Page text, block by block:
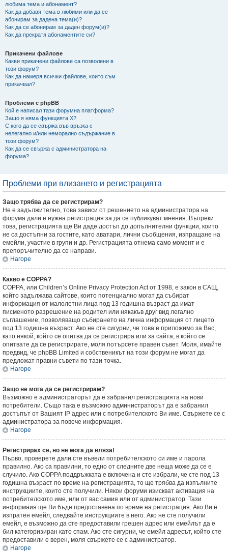
любима тема и абонамент?
Как да добавя тема в любими или да се
абонирам за дадена тема(и)?
Как да се абонирам за даден форум(и)?
Как да прекратя абонаментите си?
Прикачени файлове
Какви прикачени файлове са позволени в
този форум?
Как да намеря всички файлове, които съм
прикачвал?
Проблеми с phpBB
Кой е написал тази форумна платформа?
Защо я няма функцията X?
С кого да се свържа във връзка с
нелегално и/или неморално съдържание в
този форум?
Как да се свържа с администратора на
форума?
Проблеми при влизането и регистрацията
Защо трябва да се регистрирам?
Не е задължително, това зависи от решението на администратора на
форума дали е нужна регистрация за да се публикуват мнения. Въпреки
това, регистрацията ще Ви даде достъп до допълнителни функции, които
не са достъпни за гостите, като аватари, лични съобщения, изпращане на
емейли, участие в групи и др. Регистрацията отнема само момент и е
препоръчително да се направи.
Нагоре
Какво е COPPA?
COPPA, или Children’s Online Privacy Protection Act от 1998, е закон в САЩ,
който задължава сайтове, които потенциално могат да събират
информация от малолетни лица под 13 годишна възраст да имат
писменото разрешение на родител или някакъв друг вид легално
съглашение, позволяващо събирането на лична информация от лицето
под 13 годишна възраст. Ако не сте сигурни, че това е приложимо за Вас,
като някой, който се опитва да се регистрира или за сайта, в който се
опитвате да се регистрирате, моля потърсете правен съвет. Моля, имайте
предвид, че phpBB Limited и собственикът на този форум не могат да
предложат правни съвети по тази точка.
Нагоре
Защо не мога да се регистрирам?
Възможно е администраторът да е забранил регистрацията на нови
потребители. Също така е възможно администраторът да е забранил
достъпът от Вашият IP адрес или с потребителското Ви име. Свържете се с
администратора за повече информация.
Нагоре
Регистрирах се, но не мога да вляза!
Първо, проверете дали сте въвели потребителското си име и парола
правилно. Ако са правилни, то едно от следните две неща може да се е
случило. Ако COPPA поддръжката е включена и сте избрали, че сте под 13
годишна възраст по време на регистрацията, то ще трябва да изпълните
инструкциите, които сте получили. Някои форуми изискват активация на
потребителското име, или от вас самия или от администратор. Тази
информаия ще Ви бъде предоставена по време на регистрация. Ако Ви е
изпратен емейл, следвайте инструкциите в него. Ако не сте получили
емейл, е възможно да сте предоставили грешен адрес или емейлът да е
бил категоризиран като спам. Ако сте сигурни, че емейл адресът, който сте
предоставили е верен, моля свържете се с администратор.
Нагоре